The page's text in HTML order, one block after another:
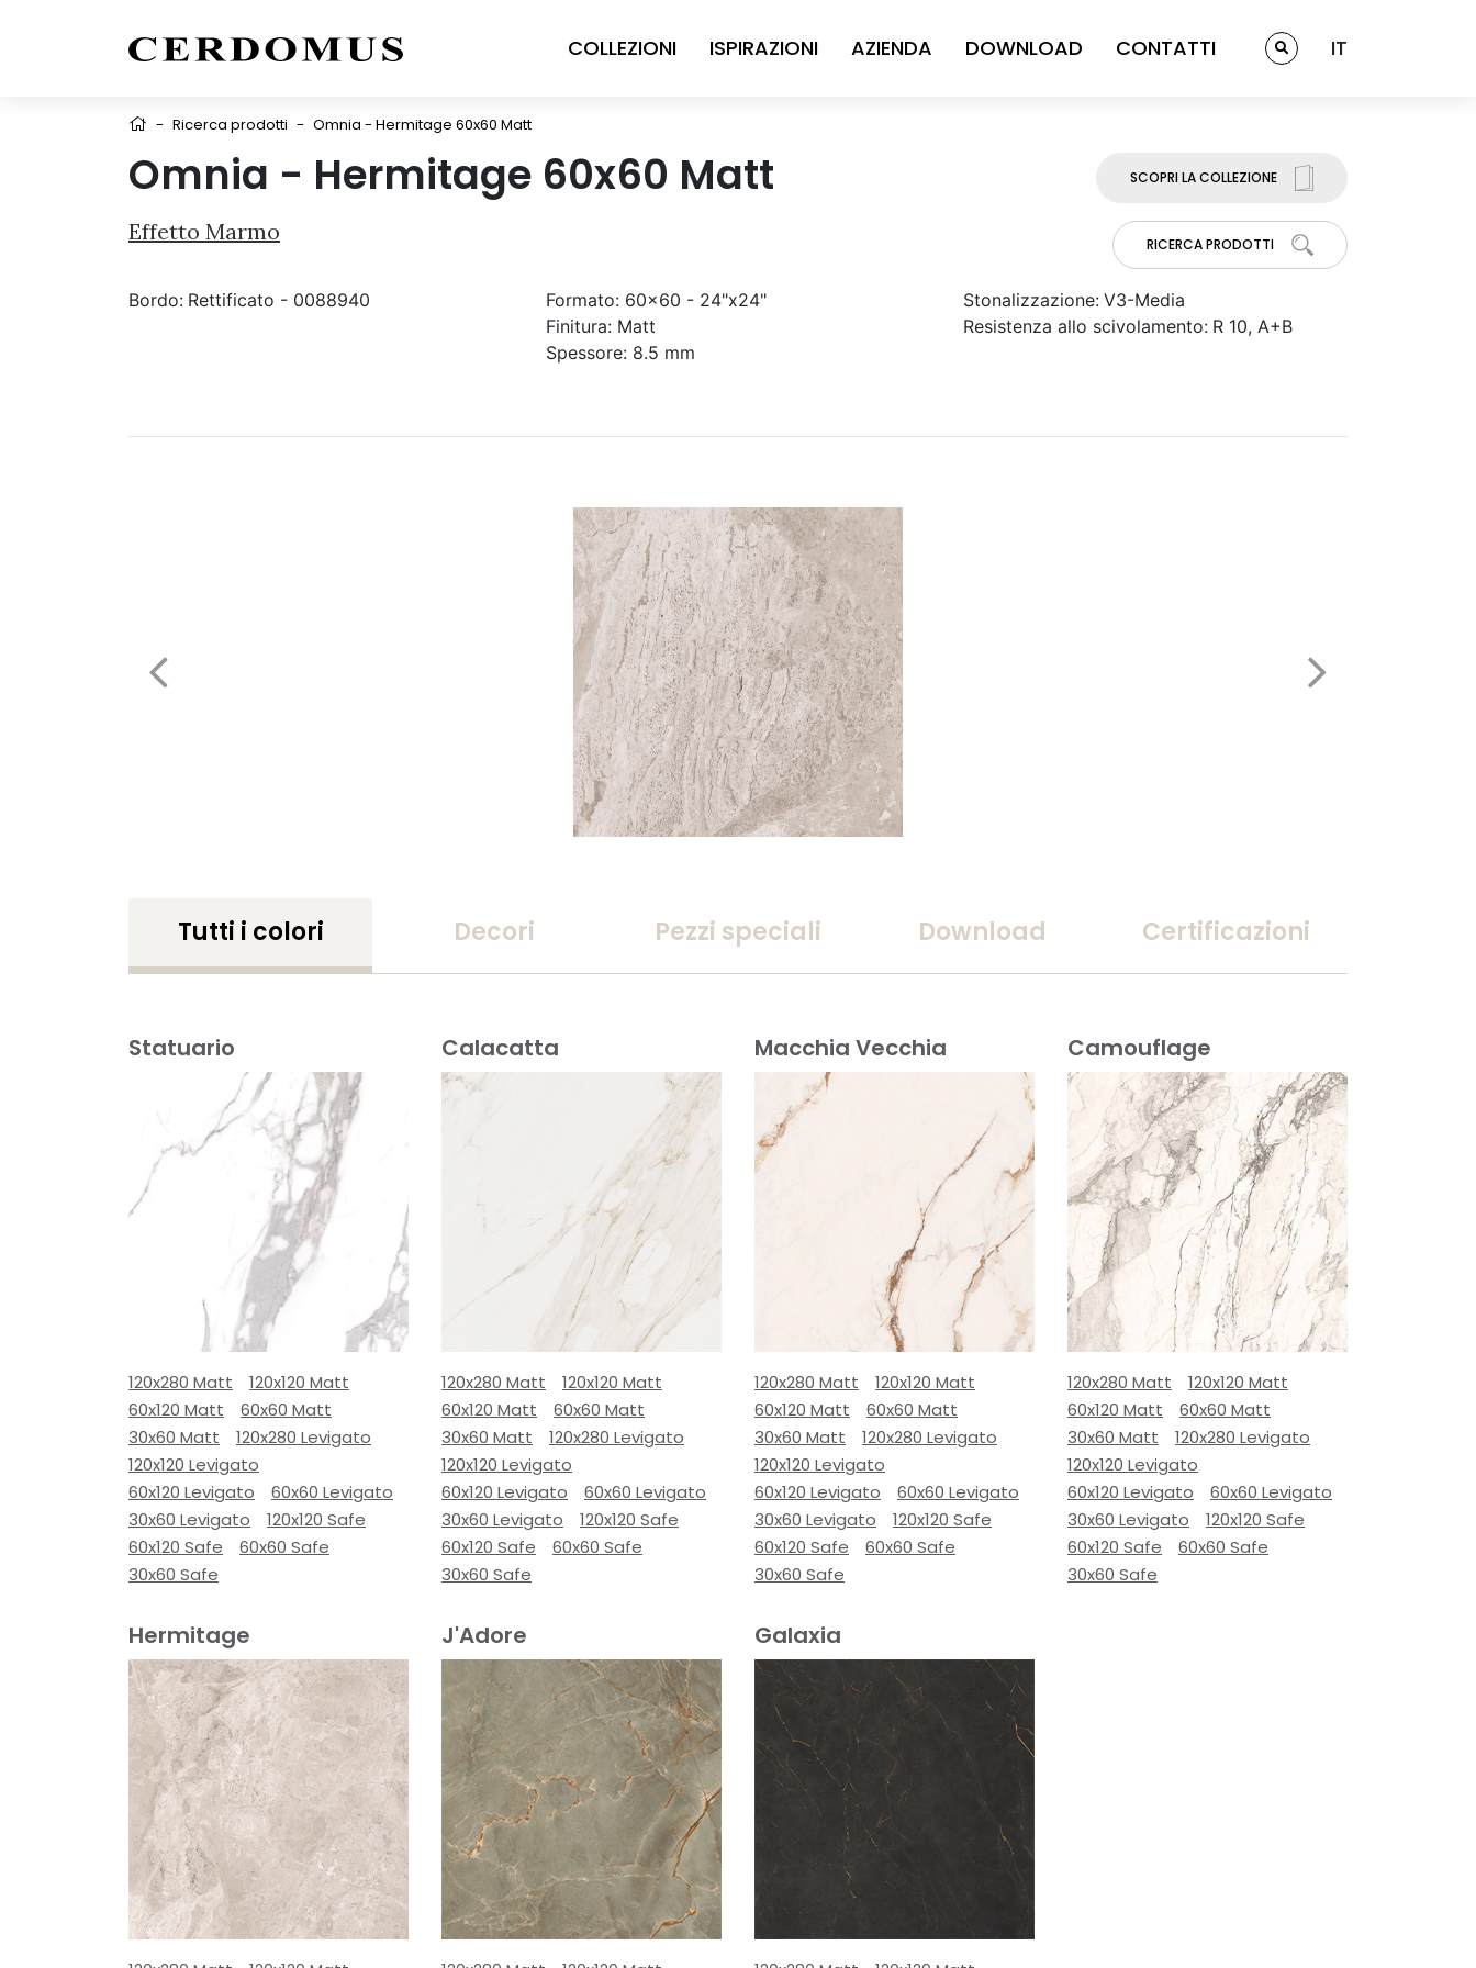
COLLEZIONI ISPIRAZIONI AZIENDA DOWNLOAD CONTATTI IT
- Ricerca prodotti - Omnia - Hermitage 60x60 Matt
Omnia - Hermitage 60x60 Matt
Effetto Marmo
SCOPRI LA COLLEZIONE
RICERCA PRODOTTI
Bordo: Rettificato - 0088940 Formato: 60x60 - 24"x24"
Finitura: Matt
Spessore: 8.5 mm
Stonalizzazione: V3-Media
Resistenza allo scivolamento: R 10, A+B
Tutti i colori Decori Pezzi speciali Download Certificazioni
Statuario
120x280 Matt
120x120 Matt
60x120 Matt
60x60 Matt
30x60 Matt
120x280 Levigato
120x120 Levigato
60x120 Levigato
60x60 Levigato
30x60 Levigato
120x120 Safe
60x120 Safe
60x60 Safe
30x60 Safe
Calacatta
120x280 Matt
120x120 Matt
60x120 Matt
60x60 Matt
30x60 Matt
120x280 Levigato
120x120 Levigato
60x120 Levigato
60x60 Levigato
30x60 Levigato
120x120 Safe
60x120 Safe
60x60 Safe
30x60 Safe
Macchia Vecchia
120x280 Matt
120x120 Matt
60x120 Matt
60x60 Matt
30x60 Matt
120x280 Levigato
120x120 Levigato
60x120 Levigato
60x60 Levigato
30x60 Levigato
120x120 Safe
60x120 Safe
60x60 Safe
30x60 Safe
Camouflage
120x280 Matt
120x120 Matt
60x120 Matt
60x60 Matt
30x60 Matt
120x280 Levigato
120x120 Levigato
60x120 Levigato
60x60 Levigato
30x60 Levigato
120x120 Safe
60x120 Safe
60x60 Safe
30x60 Safe
Hermitage J'Adore Galaxia